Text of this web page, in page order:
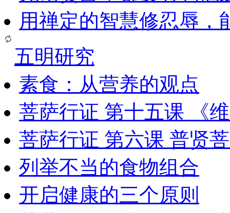
用禅定的智慧修忍辱，
五明研究
素食：从营养的观点
菩萨行证 第十五课 《
菩萨行证 第六课 普贤
列举不当的食物组合
开启健康的三个原则